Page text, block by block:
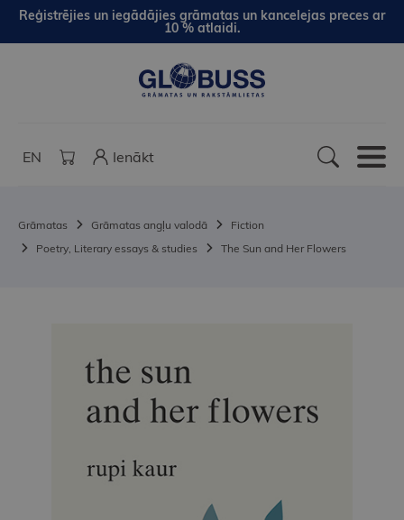
Reģistrējies un iegādājies grāmatas un kancelejas preces ar
10 % atlaidi.
EN Ienākt
Grāmatas Grāmatas angļu valodā
Fiction
Poetry, Literary essays & studies
The Sun and Her Flowers